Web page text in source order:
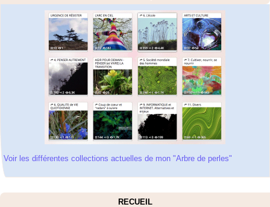
Voir les différentes collections actuelles de mon "Arbre de perles"
RECUEIL